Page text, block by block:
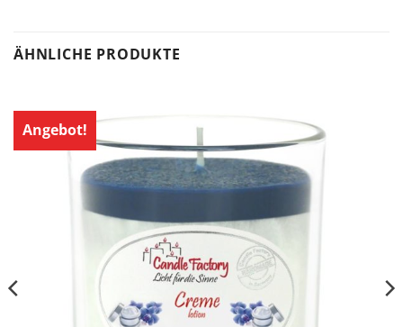
ÄHNLICHE PRODUKTE
Angebot!